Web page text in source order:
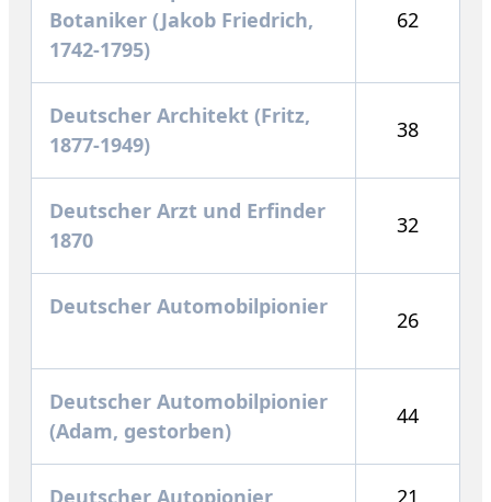
Botaniker (Jakob Friedrich,
1742-1795)
62
Deutscher Architekt (Fritz,
1877-1949)
38
Deutscher Arzt und Erfinder
1870
32
Deutscher Automobilpionier
26
Deutscher Automobilpionier
(Adam, gestorben)
44
Deutscher Autopionier 21